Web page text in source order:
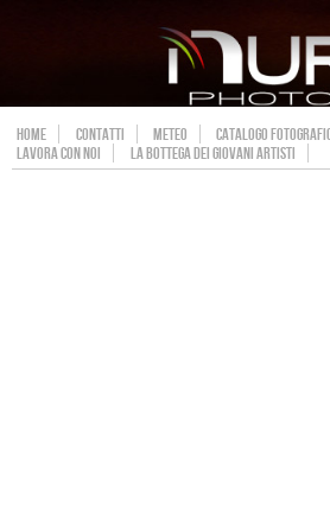
HOME CONTATTI METEO
CATALOGO
LAVORA CON NOI
LA BOTTEGA DEI GIOVANI ARTISTI